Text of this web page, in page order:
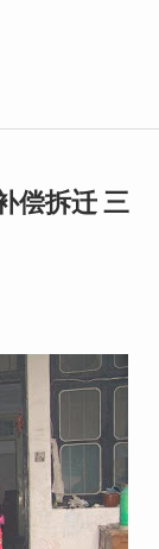
偿拆迁 三